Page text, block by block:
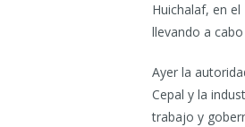
Huichalaf, en
llevando a
Ayer la
Cepal y la
trabajo y